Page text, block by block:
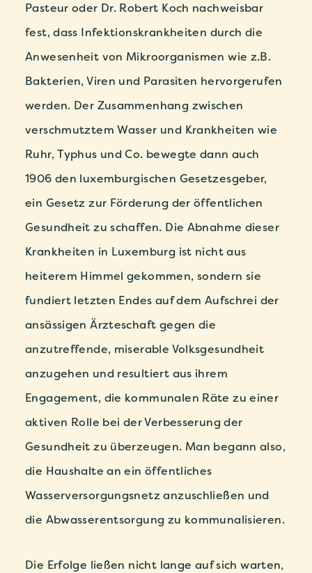
Pasteur oder Dr. Robert Koch nachweisbar
fest, dass Infektionskrankheiten durch die
Anwesenheit von Mikroorganismen wie z.B.
Bakterien, Viren und Parasiten hervorgerufen
werden. Der Zusammenhang zwischen
verschmutztem Wasser und Krankheiten wie
Ruhr, Typhus und Co. bewegte dann auch
1906 den luxemburgischen Gesetzesgeber,
ein Gesetz zur Förderung der öffentlichen
Gesundheit zu schaffen. Die Abnahme dieser
Krankheiten in Luxemburg ist nicht aus
heiterem Himmel gekommen, sondern sie
fundiert letzten Endes auf dem Aufschrei der
ansässigen Ärzteschaft gegen die
anzutreffende, miserable Volksgesundheit
anzugehen und resultiert aus ihrem
Engagement, die kommunalen Räte zu einer
aktiven Rolle bei der Verbesserung der
Gesundheit zu überzeugen. Man begann also,
die Haushalte an ein öffentliches
Wasserversorgungsnetz anzuschließen und
die Abwasserentsorgung zu kommunalisieren.
Die Erfolge ließen nicht lange auf sich warten,